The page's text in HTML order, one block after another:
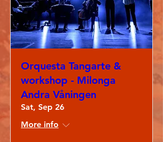
Orquesta Tangarte &
workshop - Milonga
Andra Våningen
Sat, Sep 26
More info